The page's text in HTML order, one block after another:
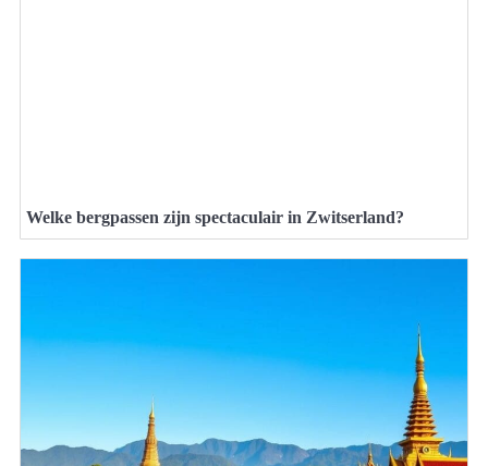
Welke bergpassen zijn spectaculair in Zwitserland?